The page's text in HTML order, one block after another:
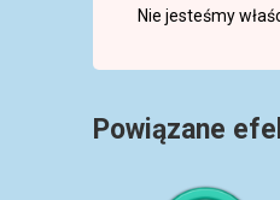
Nie jesteśmy
Powiązane